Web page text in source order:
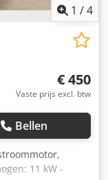
1 /4
€ 450
Vaste prijs excl. btw
Bellen
11 kW -